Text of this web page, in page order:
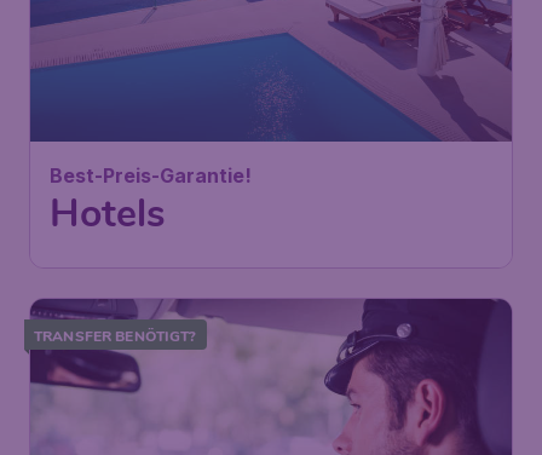
Best-Preis-Garantie!
Hotels
TRANSFER BENÖTIGT?